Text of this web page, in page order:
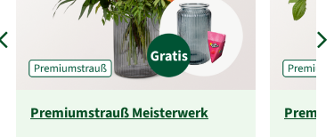
Premiumstrauß Meisterwerk